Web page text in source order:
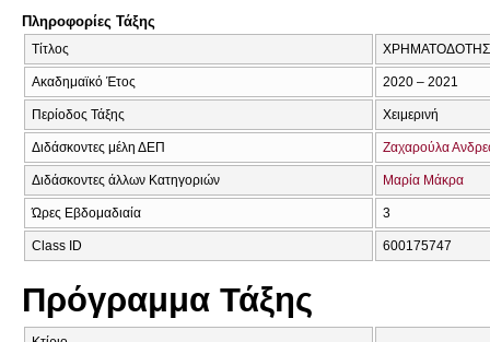
Πληροφορίες Τάξης
Τίτλος
Ακαδημαϊκό Έτος 2020 – 2021
Περίοδος Τάξης Χειμερινή
Διδάσκοντες μέλη ΔΕΠ Ζαχαρούλα
Διδάσκοντες άλλων Κατηγοριών Μαρία Μάκρα
Ώρες Εβδομαδιαία 3
Class ID 600175747
Πρόγραμμα Τάξης